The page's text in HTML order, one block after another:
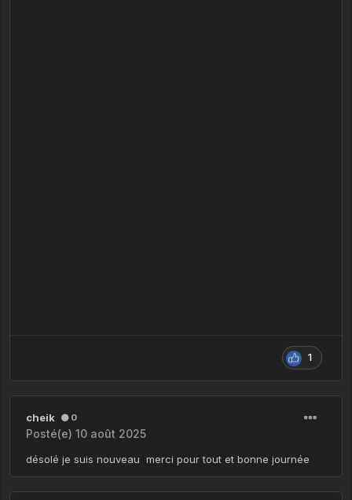
1
cheik 0
Posté(e) 10 août 2025
désolé je suis nouveau merci pour tout et bonne journée